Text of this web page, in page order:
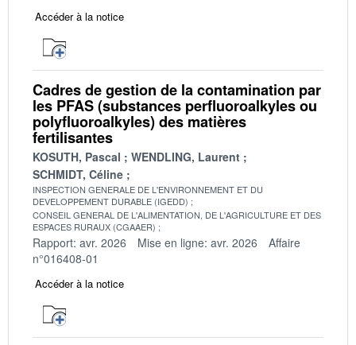
Accéder à la notice
Cadres de gestion de la contamination par
les PFAS (substances perfluoroalkyles ou
polyfluoroalkyles) des matières
fertilisantes
KOSUTH, Pascal
WENDLING, Laurent
SCHMIDT, Céline
INSPECTION GENERALE DE L'ENVIRONNEMENT ET DU
DEVELOPPEMENT DURABLE (IGEDD)
CONSEIL GENERAL DE L'ALIMENTATION, DE L'AGRICULTURE ET DES
ESPACES RURAUX (CGAAER)
Rapport: avr. 2026 Mise en ligne: avr. 2026
Affaire
n°016408-01
Accéder à la notice